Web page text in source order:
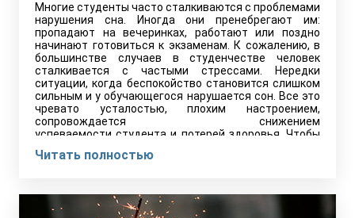
Многие студенты часто сталкиваются с проблемами
нарушения сна. Иногда они пренебрегают им:
пропадают на вечеринках, работают или поздно
начинают готовиться к экзаменам. К сожалению, в
большинстве случаев в студенчестве человек
сталкивается с частыми стрессами. Нередки
ситуации, когда беспокойство становится слишком
сильным и у обучающегося нарушается сон. Все это
чревато усталостью, плохим настроением,
сопровождается снижением
успеваемости студента и потерей здоровья. Чтобы
придерживаться нормы ночного отдыха, но и
Читать полностью